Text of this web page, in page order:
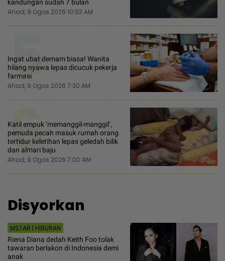
kandungan sudah 7 bulan
Ahad, 9 Ogos 2026 10:53 AM
5
Ingat ubat demam biasa! Wanita
hilang nyawa lepas dicucuk pekerja
farmasi
Ahad, 9 Ogos 2026 7:30 AM
6
Katil empuk ‘memanggil-manggil’,
pemuda pecah masuk rumah orang
tertidur keletihan lepas geledah bilik
dan almari baju
Ahad, 9 Ogos 2026 7:00 AM
Disyorkan
MSTAR | HIBURAN
Riena Diana dedah Keith Foo tolak
tawaran berlakon di Indonesia demi
anak